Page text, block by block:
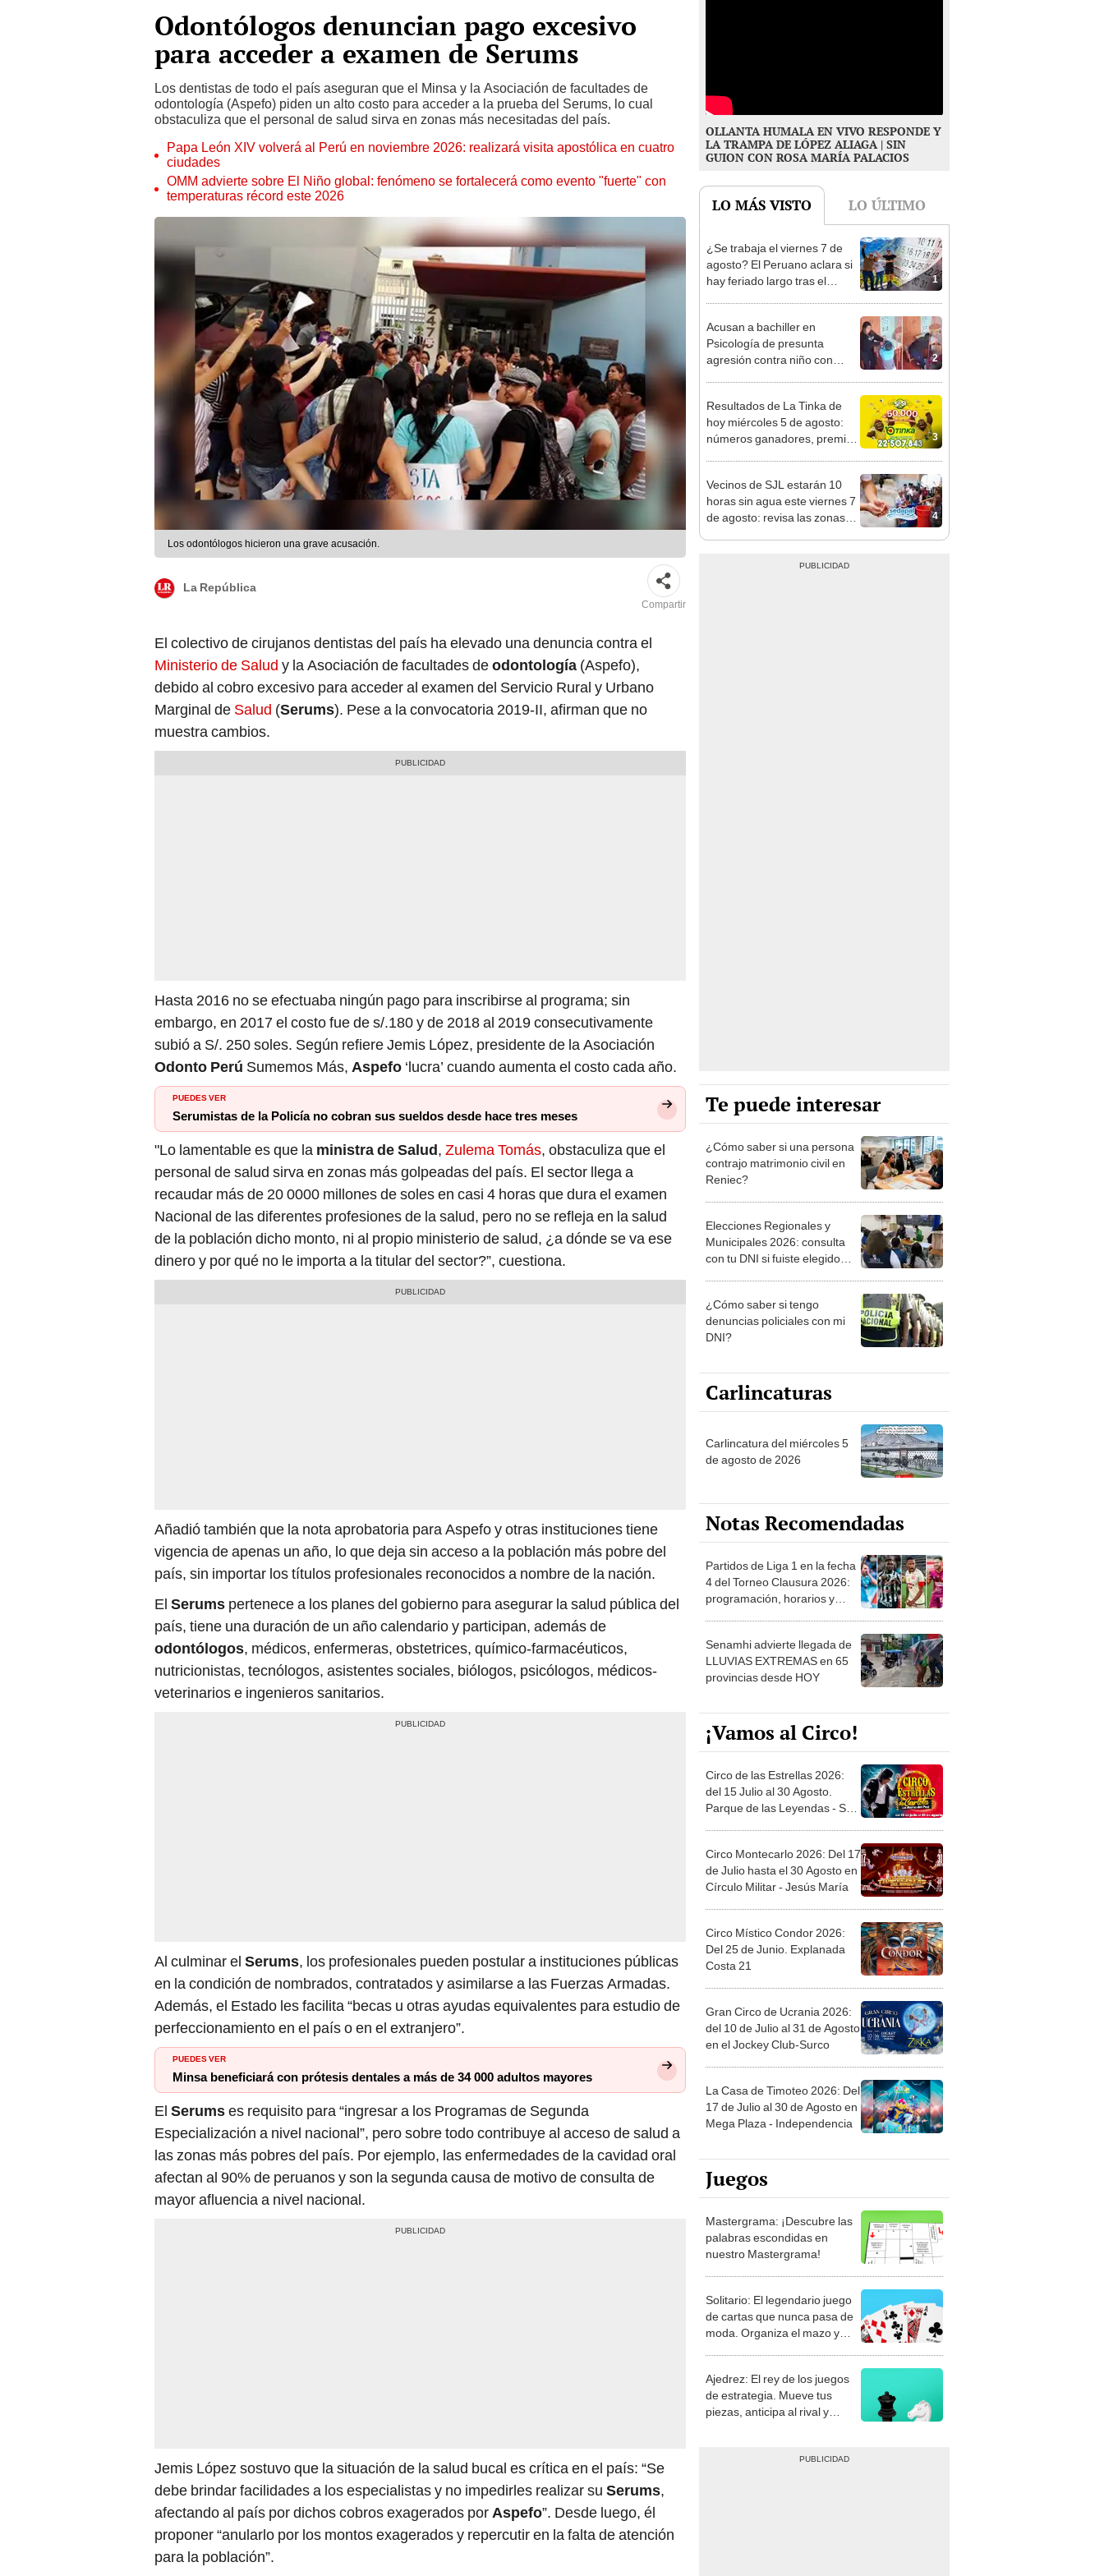
Odontólogos denuncian pago excesivo
para acceder a examen de Serums
Los dentistas de todo el país aseguran que el Minsa y la Asociación de facultades de
odontología (Aspefo) piden un alto costo para acceder a la prueba del Serums, lo cual
obstaculiza que el personal de salud sirva en zonas más necesitadas del país.
Papa León XIV volverá al Perú en noviembre 2026: realizará visita apostólica en cuatro
ciudades
OMM advierte sobre El Niño global: fenómeno se fortalecerá como evento "fuerte" con
temperaturas récord este 2026
Los odontólogos hicieron una grave acusación.
La República
Compartir
El colectivo de cirujanos dentistas del país ha elevado una denuncia contra el
Ministerio de Salud y la Asociación de facultades deodontología (Aspefo),
debido al cobro excesivo para acceder al examen del Servicio Rural y Urbano
Marginal de Salud (Serums). Pese a la convocatoria 2019-II, afirman que no
muestra cambios.
Hasta 2016 no se efectuaba ningún pago para inscribirse al programa; sin
embargo, en 2017 el costo fue de s/.180 y de 2018 al 2019 consecutivamente
subió a S/. 250 soles. Según refiere Jemis López, presidente de la Asociación
Odonto Perú Sumemos Más, Aspefo ‘lucra’ cuando aumenta el costo cada año.
PUEDES VER
Serumistas de la Policía no cobran sus sueldos desde hace tres meses
"Lo lamentable es que la ministra de Salud, Zulema Tomás, obstaculiza que el
personal de salud sirva en zonas más golpeadas del país. El sector llega a
recaudar más de 20 0000 millones de soles en casi 4 horas que dura el examen
Nacional de las diferentes profesiones de la salud, pero no se refleja en la salud
de la población dicho monto, ni al propio ministerio de salud, ¿a dónde se va ese
dinero y por qué no le importa a la titular del sector?”, cuestiona.
Añadió también que la nota aprobatoria para Aspefo y otras instituciones tiene
vigencia de apenas un año, lo que deja sin acceso a la población más pobre del
país, sin importar los títulos profesionales reconocidos a nombre de la nación.
El Serums pertenece a los planes del gobierno para asegurar la salud pública del
país, tiene una duración de un año calendario y participan, además de
odontólogos, médicos, enfermeras, obstetrices, químico-farmacéuticos,
nutricionistas, tecnólogos, asistentes sociales, biólogos, psicólogos, médicos-
veterinarios e ingenieros sanitarios.
Al culminar el Serums, los profesionales pueden postular a instituciones públicas
en la condición de nombrados, contratados y asimilarse a las Fuerzas Armadas.
Además, el Estado les facilita “becas u otras ayudas equivalentes para estudio de
perfeccionamiento en el país o en el extranjero”.
PUEDES VER
Minsa beneficiará con prótesis dentales a más de 34 000 adultos mayores
El Serumses requisito para “ingresar a los Programas de Segunda
Especialización a nivel nacional”, pero sobre todo contribuye al acceso de salud a
las zonas más pobres del país. Por ejemplo, las enfermedades de la cavidad oral
afectan al 90% de peruanos y son la segunda causa de motivo de consulta de
mayor afluencia a nivel nacional.
Jemis López sostuvo que la situación de la salud bucal es crítica en el país: “Se
debe brindar facilidades a los especialistas y no impedirles realizar su Serums,
afectando al país por dichos cobros exagerados porAspefo”. Desde luego, él
proponer “anularlo por los montos exagerados y repercutir en la falta de atención
para la población”.
OLLANTA HUMALA EN VIVO RESPONDE Y
LA TRAMPA DE LÓPEZ ALIAGA | SIN
GUION CON ROSA MARÍA PALACIOS
LO MÁS VISTO LO ÚLTIMO
1
¿Se trabaja el viernes 7 de
agosto? El Peruano aclara si
hay feriado largo tras el
2
Acusan a bachiller en
Psicología de presunta
agresión contra niño con
3
Resultados de La Tinka de
hoy miércoles 5 de agosto:
números ganadores, premios
4
Vecinos de SJL estarán 10
horas sin agua este viernes 7
de agosto: revisa las zonas
Te puede interesar
¿Cómo saber si una persona
contrajo matrimonio civil en
Reniec?
Elecciones Regionales y
Municipales 2026: consulta
con tu DNI si fuiste elegido
la ONPE
¿Cómo saber si tengo
denuncias policiales con mi
DNI?
Carlincaturas
Carlincatura del miércoles 5
de agosto de 2026
Notas Recomendadas
Partidos de Liga 1 en la fecha
4 del Torneo Clausura 2026:
programación, horarios y
Senamhi advierte llegada de
LLUVIAS EXTREMAS en 65
provincias desde HOY
¡Vamos al Circo!
Circo de las Estrellas 2026:
del 15 Julio al 30 Agosto.
Parque de las Leyendas - San
Circo Montecarlo 2026: Del 17
de Julio hasta el 30 Agosto en
Círculo Militar - Jesús María
Circo Místico Condor 2026:
Del 25 de Junio. Explanada
Costa 21
Gran Circo de Ucrania 2026:
del 10 de Julio al 31 de Agosto
en el Jockey Club-Surco
La Casa de Timoteo 2026: Del
17 de Julio al 30 de Agosto en
Mega Plaza - Independencia
Juegos
Mastergrama: ¡Descubre las
palabras escondidas en
nuestro Mastergrama!
Solitario: El legendario juego
de cartas que nunca pasa de
moda. Organiza el mazo y
Ajedrez: El rey de los juegos
de estrategia. Mueve tus
piezas, anticipa al rival y